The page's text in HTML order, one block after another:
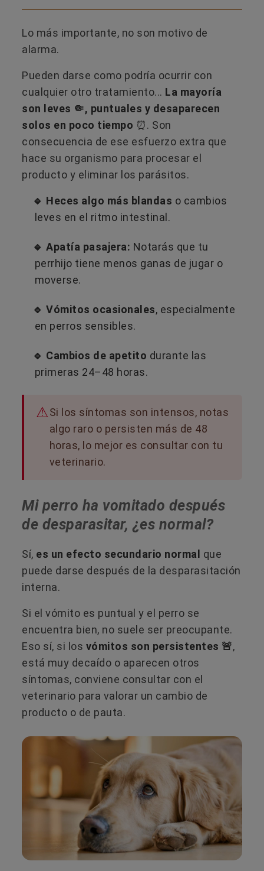
Lo más importante, no son motivo de
alarma.
Pueden darse como podría ocurrir con
cualquier otro tratamiento... La mayoría
son leves 🤏, puntuales y desaparecen
solos en poco tiempo ⏰. Son
consecuencia de ese esfuerzo extra que
hace su organismo para procesar el
producto y eliminar los parásitos.
🔹 Heces algo más blandas o cambios
leves en el ritmo intestinal.
🔹 Apatía pasajera: Notarás que tu
perrhijo tiene menos ganas de jugar o
moverse.
🔹 Vómitos ocasionales, especialmente
en perros sensibles.
🔹 Cambios de apetito durante las
primeras 24–48 horas.
Si los síntomas son intensos, notas
algo raro o persisten más de 48
horas, lo mejor es consultar con tu
veterinario.
Mi perro ha vomitado después
de desparasitar, ¿es normal?
Sí, es un efecto secundario normal que
puede darse después de la desparasitación
interna.
Si el vómito es puntual y el perro se
encuentra bien, no suele ser preocupante.
Eso sí, si los vómitos son persistentes 🚨,
está muy decaído o aparecen otros
síntomas, conviene consultar con el
veterinario para valorar un cambio de
producto o de pauta.